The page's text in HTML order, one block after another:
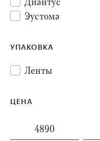
Эустома
Орхидея
Роза
УПАКОВКА
Ленты
ЦЕНА